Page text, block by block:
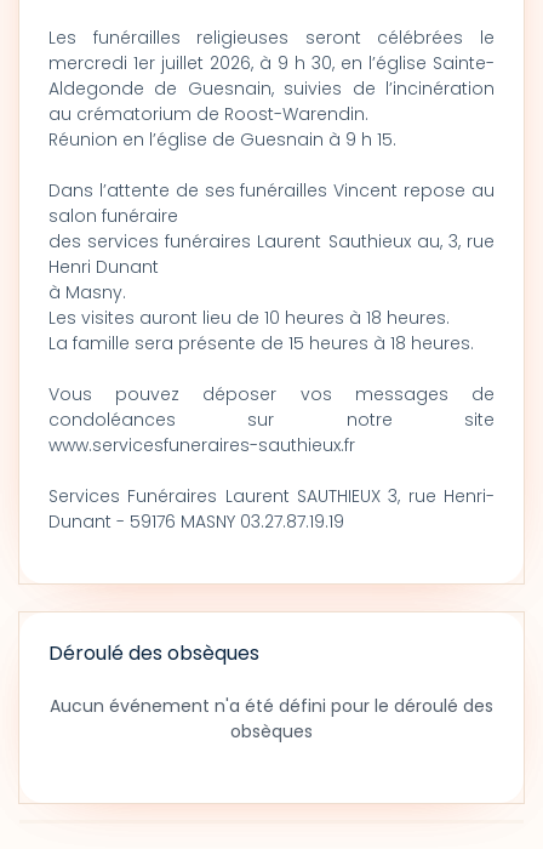
Les funérailles religieuses seront célébrées le
mercredi 1er juillet 2026, à 9 h 30, en l’église Sainte-
Aldegonde de Guesnain, suivies de l’incinération
au crématorium de Roost-Warendin.
Réunion en l’église de Guesnain à 9 h 15.
Dans l’attente de ses funérailles Vincent repose au
salon funéraire
des services funéraires Laurent Sauthieux au, 3, rue
Henri Dunant
à Masny.
Les visites auront lieu de 10 heures à 18 heures.
La famille sera présente de 15 heures à 18 heures.
Vous pouvez déposer vos messages de
condoléances sur notre site
www.servicesfuneraires-sauthieux.fr
Services Funéraires Laurent SAUTHIEUX 3, rue Henri-
Dunant - 59176 MASNY 03.27.87.19.19
Déroulé des obsèques
Aucun événement n'a été défini pour le déroulé des
obsèques